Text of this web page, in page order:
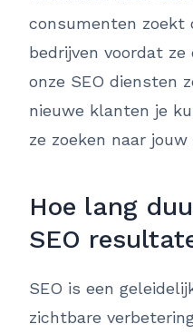
consumenten zoekt
bedrijven voordat ze
onze SEO diensten
nieuwe klanten je
ze zoeken naar
Hoe lang
SEO
SEO is een
zichtbare